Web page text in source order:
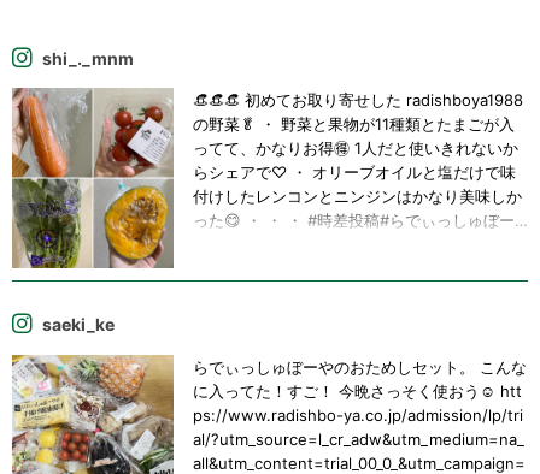
shi_._mnm
👒👒👒 初めてお取り寄せした radishboya1988
の野菜🥬 ・ 野菜と果物が11種類とたまごが入
ってて、かなりお得🉐 1人だと使いきれないか
らシェアで♡ ・ オリーブオイルと塩だけで味
付けしたレンコンとニンジンはかなり美味しか
った😋 ・ ・ ・ #時差投稿#らでぃっしゅぼー
saeki_ke
らでぃっしゅぼーやのおためしセット。 こんな
に入ってた！すご！ 今晩さっそく使おう☺️ htt
ps://www.radishbo-ya.co.jp/admission/lp/tri
al/?utm_source=l_cr_adw&utm_medium=na_
all&utm_content=trial_00_0_&utm_campaign=